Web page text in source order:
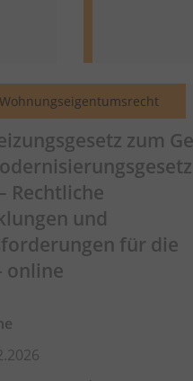
zum
Rechtliche
und
für die
online